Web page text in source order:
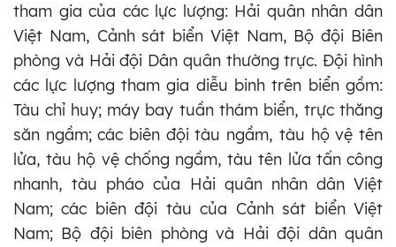
tham gia của các lực lượng: Hải quân nhân dân
Việt Nam, Cảnh sát biển Việt Nam, Bộ đội Biên
phòng và Hải đội Dân quân thường trực. Đội hình
các lực lượng tham gia diễu binh trên biển gồm:
Tàu chỉ huy; máy bay tuần thám biển, trực thăng
săn ngầm; các biên đội tàu ngầm, tàu hộ vệ tên
lửa, tàu hộ vệ chống ngầm, tàu tên lửa tấn công
nhanh, tàu pháo của Hải quân nhân dân Việt
Nam; các biên đội tàu của Cảnh sát biển Việt
Nam; Bộ đội biên phòng và Hải đội dân quân